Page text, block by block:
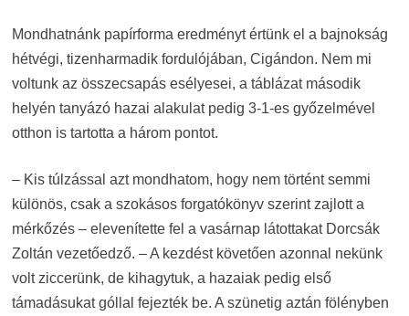
Mondhatnánk papírforma eredményt értünk el a bajnokság
hétvégi, tizenharmadik fordulójában, Cigándon. Nem mi
voltunk az összecsapás esélyesei, a táblázat második
helyén tanyázó hazai alakulat pedig 3-1-es győzelmével
otthon is tartotta a három pontot.
– Kis túlzással azt mondhatom, hogy nem történt semmi
különös, csak a szokásos forgatókönyv szerint zajlott a
mérkőzés – elevenítette fel a vasárnap látottakat Dorcsák
Zoltán vezetőedző. – A kezdést követően azonnal nekünk
volt ziccerünk, de kihagytuk, a hazaiak pedig első
támadásukat góllal fejezték be. A szünetig aztán fölényben